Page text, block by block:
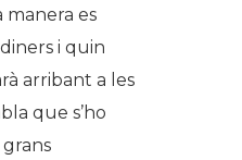
es
i quin
arribant a les
que s’ho